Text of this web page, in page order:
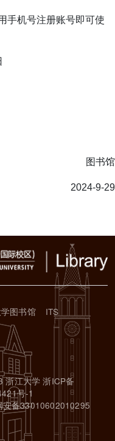
手机号注册账号即可使
图书馆
2024-9-29
图书馆
ITS
浙江大学 浙ICP备
号-1
安备33010602010295